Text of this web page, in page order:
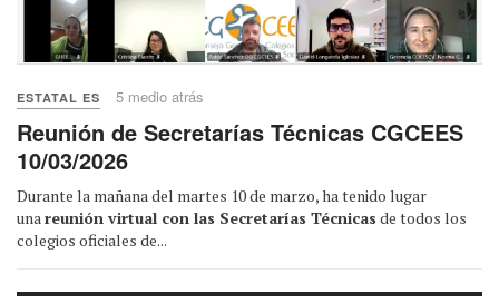
ESTATAL ES 5 medio atrás
Reunión de Secretarías Técnicas CGCEES
10/03/2026
Durante la mañana del martes 10 de marzo, ha tenido lugar
unareunión virtual con las Secretarías Técnicas de todos los
colegios oficiales de...